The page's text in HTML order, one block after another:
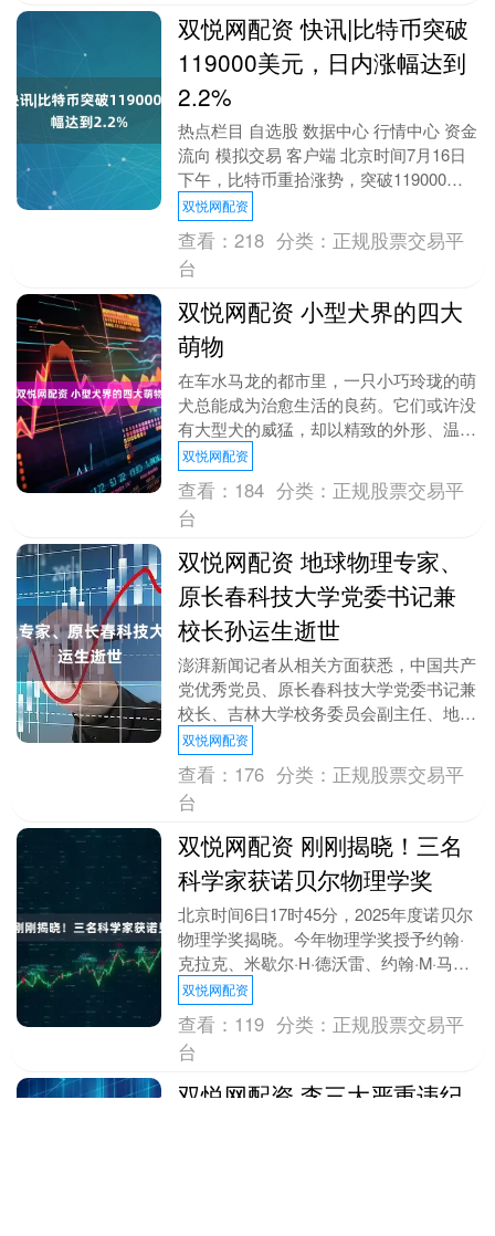
双悦网配资 快讯|比特币突破
119000美元，日内涨幅达到
2.2%
热点栏目 自选股 数据中心 行情中心 资金
流向 模拟交易 客户端 北京时间7月16日
下午，比特币重拾涨势，突破119000美
元，日内涨幅达到2.2%。 海量资讯....
双悦网配资
查看：218 分类： 正规股票交易平
台
双悦网配资 小型犬界的四大
萌物
在车水马龙的都市里，一只小巧玲珑的萌
犬总能成为治愈生活的良药。它们或许没
有大型犬的威猛，却以精致的外形、温顺
的性格和灵动的姿态，悄悄占据人们的心
房。无论是窝在沙....
双悦网配资
查看： 184 分类： 正规股票交易平
台
双悦网配资 地球物理专家、
原长春科技大学党委书记兼
校长孙运生逝世
澎湃新闻记者从相关方面获悉，中国共产
党优秀党员、原长春科技大学党委书记兼
校长、吉林大学校务委员会副主任、地球
探测科学与技术学院教授孙运生同志，因
病医治无效，于2....
双悦网配资
查看： 176 分类： 正规股票交易平
台
双悦网配资 刚刚揭晓！三名
科学家获诺贝尔物理学奖
北京时间6日17时45分，2025年度诺贝尔
物理学奖揭晓。今年物理学奖授予约翰·
克拉克、米歇尔·H·德沃雷、约翰·M·马丁
尼斯，以表彰他们发现电路中的宏观量子
力....
双悦网配资
查看： 119 分类： 正规股票交易平
台
双悦网配资 李三大严重违纪